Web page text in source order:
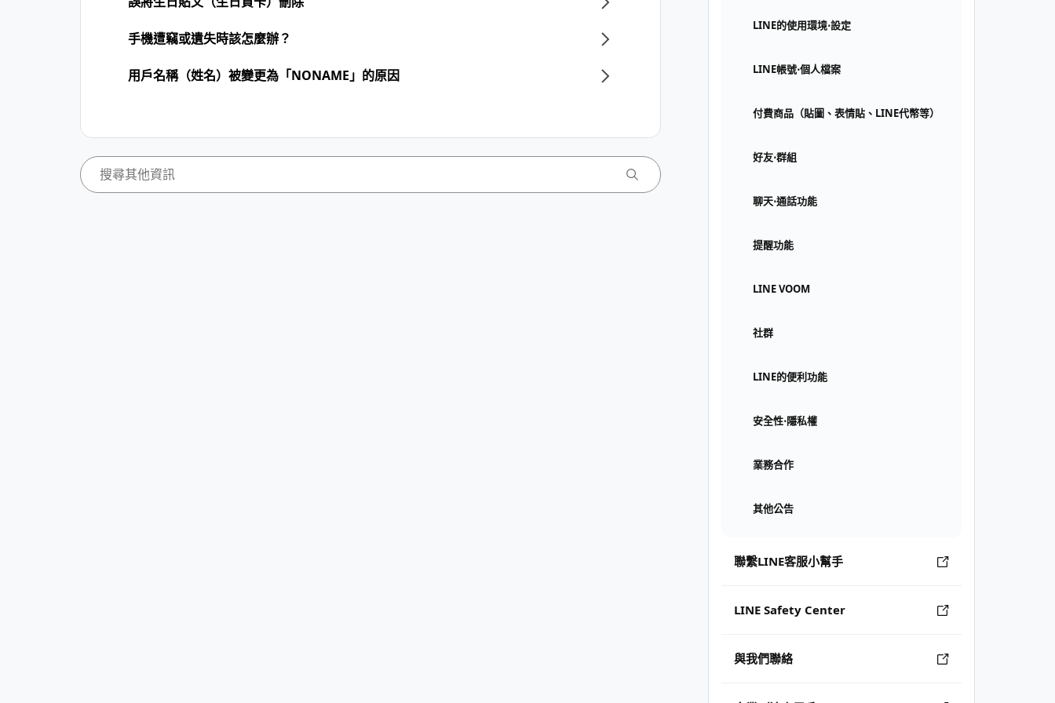
LINE的使用環境⋅設定
LINE帳號⋅個人檔案
付費商品（貼圖、表情貼、LINE代幣等）
好友⋅群組
聊天⋅通話功能
提醒功能
LINE VOOM
社群
LINE的便利功能
安全性⋅隱私權
業務合作
其他公告
聯繫LINE客服小幫手
LINE Safety Center
與我們聯絡
手機遭竊或遺失時該怎麼辦？
用戶名稱（姓名）被變更為「NONAME」的原因